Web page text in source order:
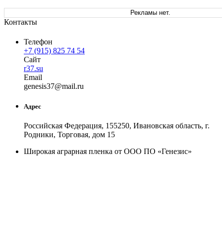
Рекламы нет.
Контакты
Телефон
+7 (915) 825 74 54
Сайт
r37.su
Email
genesis37@mail.ru
Адрес
Российская Федерация, 155250, Ивановская область, г.
Родники, Торговая, дом 15
Широкая аграрная пленка от ООО ПО «Генезис»